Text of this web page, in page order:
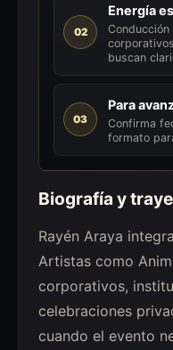
02
Energía
buscan
03
Para
Confirma
formato
Biografía y
Rayén Araya
Artistas como
corporativos,
celebraciones
cuando el evento